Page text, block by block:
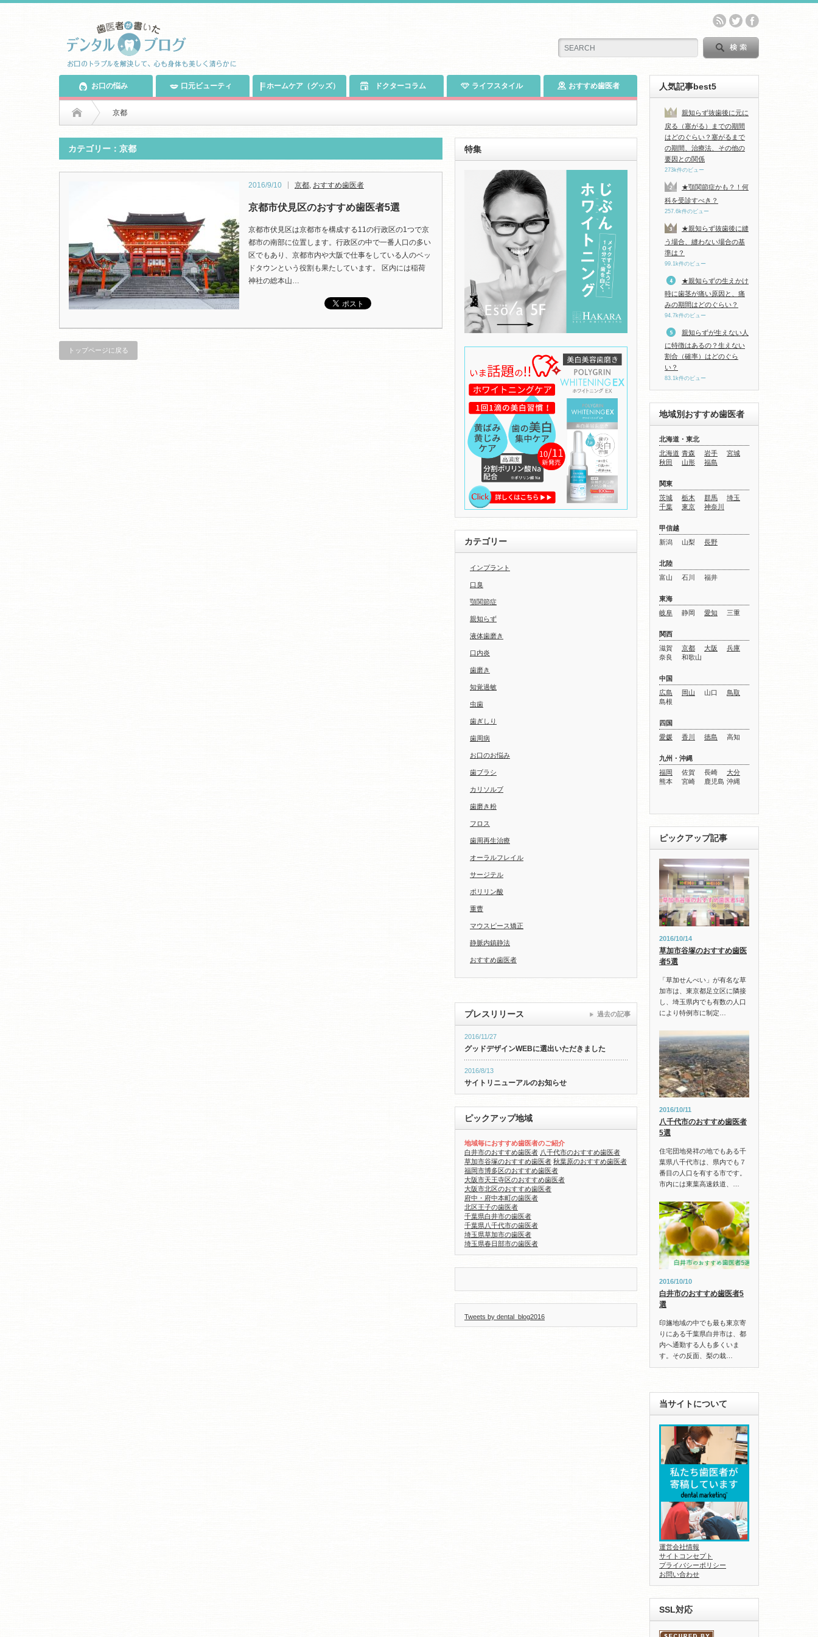
お口の悩み 口元ビューティ ホームケア（グッズ） ドクターコラム ライフスタイル おすすめ歯医者
京都
カテゴリー：京都
2016/9/10 京都, おすすめ歯医者
京都市伏見区のおすすめ歯医者5選
京都市伏見区は京都市を構成する11の行政区の1つで京
都市の南部に位置します。行政区の中で一番人口の多い
区でもあり、京都市内や大阪で仕事をしている人のベッ
ドタウンという役割も果たしています。 区内には稲荷
神社の総本山…
トップページに戻る
特集
カテゴリー
インプラント
口臭
顎関節症
親知らず
液体歯磨き
口内炎
歯磨き
知覚過敏
虫歯
歯ぎしり
歯周病
お口のお悩み
歯ブラシ
カリソルブ
歯磨き粉
フロス
歯周再生治療
オーラルフレイル
サージテル
ポリリン酸
重曹
マウスピース矯正
静脈内鎮静法
おすすめ歯医者
プレスリリース
2016/11/27
グッドデザインWEBに選出いただきました
2016/8/13
サイトリニューアルのお知らせ
過去の記事
ピックアップ地域
地域毎におすすめ歯医者のご紹介
白井市のおすすめ歯医者 八千代市のおすすめ歯医者
草加市谷塚のおすすめ歯医者 秋葉原のおすすめ歯医者
福岡市博多区のおすすめ歯医者
大阪市天王寺区のおすすめ歯医者
大阪市北区のおすすめ歯医者
府中・府中本町の歯医者
北区王子の歯医者
千葉県白井市の歯医者
千葉県八千代市の歯医者
埼玉県草加市の歯医者
埼玉県春日部市の歯医者
Tweets by dental_blog2016
人気記事best5
親知らず抜歯後に元に
戻る（塞がる）までの期間
はどのぐらい？塞がるまで
の期間、治療法、その他の
要因との関係
273k件のビュー
★顎関節症かも？！何
科を受診すべき？
257.6k件のビュー
★親知らず抜歯後に縫
う場合、縫わない場合の基
準は？
99.1k件のビュー
★親知らずの生えかけ
時に歯茎が痛い原因と、痛
みの期間はどのぐらい？
94.7k件のビュー
親知らずが生えない人
に特徴はあるの？生えない
割合（確率）はどのぐら
い？
83.1k件のビュー
地域別おすすめ歯医者
北海道・東北
北海道 青森 岩手
宮城
秋田
山形 福島
関東
茨城
栃木 群馬
埼玉
千葉
東京 神奈川
甲信越
新潟
山梨 長野
北陸
富山
石川 福井
東海
岐阜
静岡 愛知 三重
関西
滋賀
京都 大阪
兵庫
奈良
和歌山
中国
広島
岡山 山口
鳥取
島根
四国
愛媛
香川 徳島 高知
九州・沖縄
福岡
佐賀 長崎
大分
熊本
宮崎 鹿児島 沖縄
ピックアップ記事
2016/10/14
草加市谷塚のおすすめ歯医
者5選
「草加せんべい」が有名な草
加市は、東京都足立区に隣接
し、埼玉県内でも有数の人口
により特例市に制定…
2016/10/11
八千代市のおすすめ歯医者
5選
住宅団地発祥の地でもある千
葉県八千代市は、県内でも７
番目の人口を有する市です。
市内には東葉高速鉄道、…
2016/10/10
白井市のおすすめ歯医者5
選
印旛地域の中でも最も東京寄
りにある千葉県白井市は、都
内へ通勤する人も多くいま
す。その反面、梨の栽…
当サイトについて
運営会社情報
サイトコンセプト
プライバシーポリシー
お問い合わせ
SSL対応